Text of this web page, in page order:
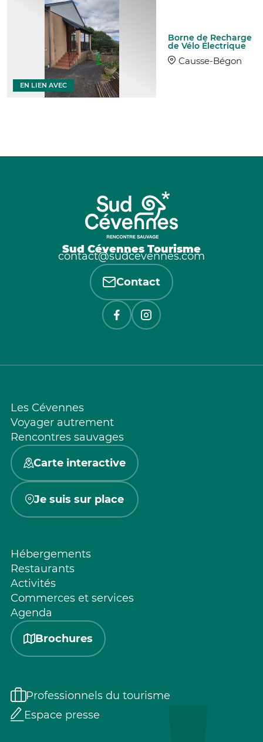
Borne de Recharge
de Vélo Électrique
Causse-Bégon
EN LIEN AVEC
Sud Cévennes Tourisme
contact@sudcevennes.com
Contact
Les Cévennes
Voyager autrement
Rencontres sauvages
Carte interactive
Je suis sur place
Hébergements
Restaurants
Activités
Commerces et services
Agenda
Brochures
Professionnels du tourisme
Espace presse